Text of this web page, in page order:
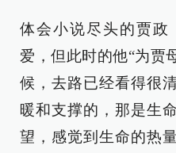
体会小说尽头的贾政
爱，但此时的他“为贾
候，去路已经看得很
暖和支撑的，那是生
望，感觉到生命的热